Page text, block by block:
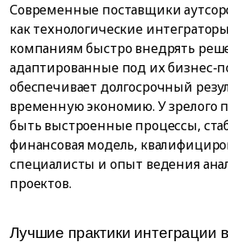
Современные поставщики
как технологические
компаниям быстро внедрять
адаптированные под их бизнес-
обеспечивает долгосрочный
временную экономию. У зрелого
быть выстроенные процессы,
финансовая модель,
специалисты и опыт ведения
проектов.
Лучшие практики интеграции